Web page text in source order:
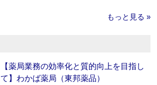
もっと見る »
【薬局業務の効率化と質的向上を目指し
て】わかば薬局（東邦薬品）